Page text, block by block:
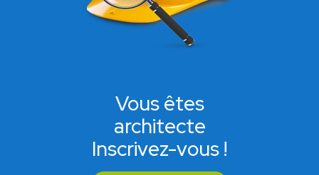
Vous êtes
architecte
Inscrivez-vous !